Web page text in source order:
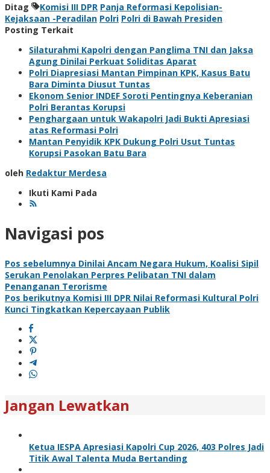
Ditag Komisi III DPR Panja Reformasi Kepolisian-
Kejaksaan -Peradilan Polri Polri di Bawah Presiden
Posting Terkait
Silaturahmi Kapolri dengan Panglima TNI dan Jaksa
Agung Dinilai Perkuat Soliditas Aparat
Polri Diapresiasi Mantan Pimpinan KPK, Kasus Batu
Bara Diminta Diusut Tuntas
Ekonom Senior INDEF Soroti Pentingnya Keberanian
Polri Berantas Korupsi
Penghargaan untuk Wakapolri Jadi Bukti Apresiasi
atas Reformasi Polri
Mantan Penyidik KPK Dukung Polri Usut Tuntas
Korupsi Pasokan Batu Bara
oleh Redaktur Merdesa
Ikuti Kami Pada
Navigasi pos
Pos sebelumnya Dinilai Ancam Negara Hukum, Koalisi Sipil
Serukan Penolakan Perpres Pelibatan TNI dalam
Penanganan Terorisme
Pos berikutnya Komisi III DPR Nilai Reformasi Kultural Polri
Kunci Tingkatkan Kepercayaan Publik
Jangan Lewatkan
Ketua IESPA Apresiasi Kapolri Cup 2026, 403 Polres Jadi
Titik Awal Talenta Muda Bertanding